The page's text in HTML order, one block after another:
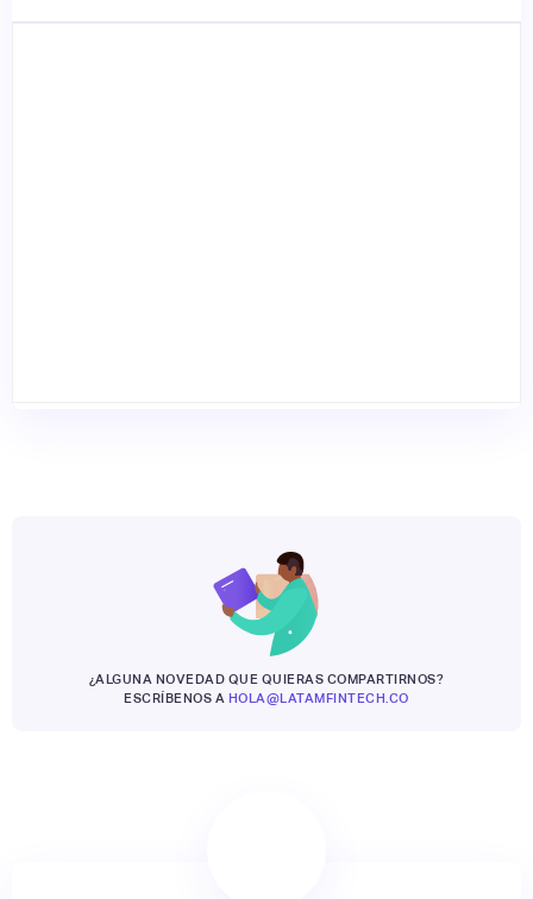
¿ALGUNA NOVEDAD QUE QUIERAS COMPARTIRNOS?
ESCRÍBENOS A HOLA@LATAMFINTECH.CO